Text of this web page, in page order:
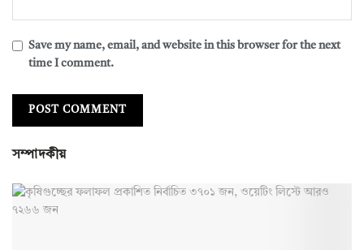
Save my name, email, and website in this browser for the next
time I comment.
সম্পাদকীয়